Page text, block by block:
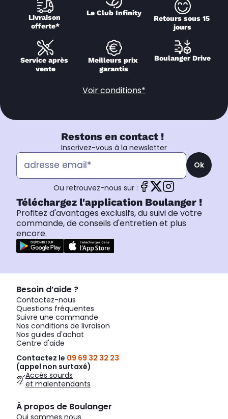
Livraison
offerte*
Le Club Infinity
Retours sous 15
jours
Service après
vente
Meilleurs prix
garantis
Boulanger Drive
Voir conditions*
Restons en contact !
Inscrivez-vous à la newsletter
Ok
Ou retrouvez-nous sur :
Téléchargez l'application Boulanger !
Profitez d'avantages exclusifs, du suivi de votre
commande, de conseils d'entretien et plus
encore.
Besoin d’aide ?
Contactez-nous
Questions fréquentes
Suivre une commande
Nos conditions de livraison
Nos guides d'achat
Centre d'aide
Contactez le 09 69 32 32 23
(appel non surtaxé)
Accès sourds
et malentendants
À propos de Boulanger